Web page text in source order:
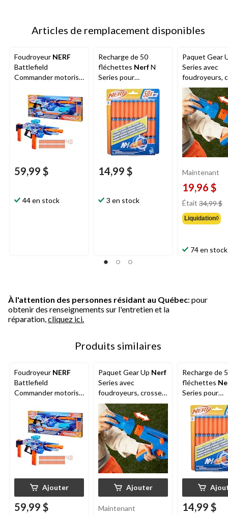
Articles de remplacement disponibles
Foudroyeur NERF
Battlefield
Commander motorisé
59,99 $
44 en stock
Recharge de 50
fléchettes NerfN
Series pour
foudroyeurs Nerf N
Series
14,99 $
3 en stock
Paquet Gear
Series avec
foudroyeurs,
et lunette,
18 fléchettes
ans et plus
Maintenant
19,96 $
Était 34,99 $
Liquidation◊
74 en stock
À l'attention des personnes résidant au Québec: pour
obtenir des renseignements sur l'entretien et la
réparation,cliquez ici.
Produits similaires
Foudroyeur NERF
Battlefield
Commander motorisé
Ajouter
59,99 $
Paquet Gear Up Nerf
Series avec
foudroyeurs, crosse
et lunette, comprend
18 fléchettes N1, 8
ans et plus
Ajouter
Maintenant
Recharge de
fléchettes
Series pour
foudroyeurs
Series
14,99 $